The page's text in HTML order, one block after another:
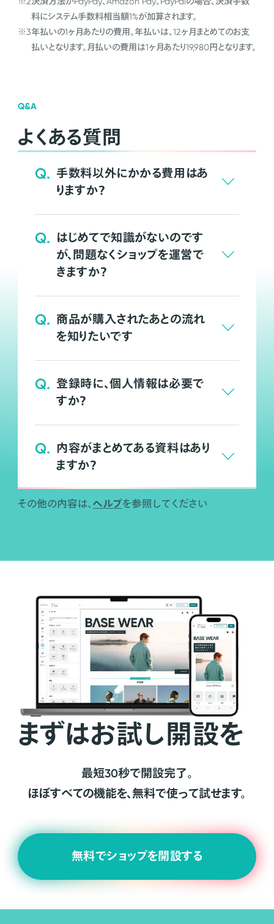
料にシステム手数料相当額1%が加算されます。
※3年払いの1ヶ月あたりの費用。年払いは、12ヶ月まとめてのお支
払いとなります。月払いの費用は1ヶ月あたり19,980円となります。
Q&A
よくある質問
Q. 手数料以外にかかる費用はあ
りますか？
Q. はじめてで知識がないのです
が、問題なくショップを運営で
きますか？
Q. 商品が購入されたあとの流れ
を知りたいです
Q. 登録時に、個人情報は必要で
すか？
Q. 内容がまとめてある資料はあり
ますか？
その他の内容は、 ヘルプを参照してください
まずはお試し開設を
最短30秒で開設完了。
ほぼすべての機能を、無料で使って試せます。
無料でショップを開設する